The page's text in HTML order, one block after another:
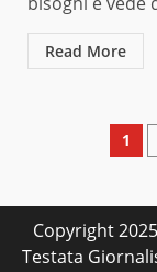
Read More
1
Copyright
Testata